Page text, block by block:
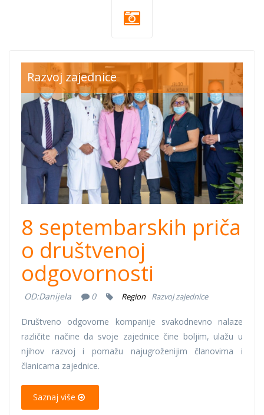
mk-group-
donacija-
zagreb.png
Razvoj zajednice
8 septembarskih priča
o društvenoj
odgovornosti
OD:Danijela 0 Region Razvoj zajednice
Društveno odgovorne kompanije svakodnevno nalaze
različite načine da svoje zajednice čine boljim, ulažu u
njihov razvoj i pomažu najugroženijim članovima i
članicama zajednice.
Saznaj više